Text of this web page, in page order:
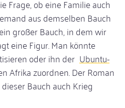
Frage, ob eine Familie auch
aus demselben Bauch
großer Bauch, in dem wir
eine Figur. Man könnte
oder ihn der Ubuntu-
Afrika zuordnen. Der Roman
Bauch auch Krieg